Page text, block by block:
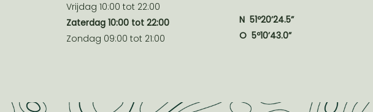
Vrijdag 10:00 tot 22:00
Zaterdag 10:00 tot 22:00
Zondag 09:00 tot 21:00
N 51º20’24.5”
O 5º10’43.0”